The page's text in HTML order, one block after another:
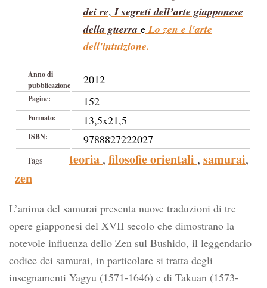
dei re, I segreti dell’arte giapponese
della guerra eLo zen e l'arte
dell'intuizione.
Anno di
pubblicazione
2012
Pagine: 152
Formato: 13,5x21,5
ISBN: 9788827222027
Tags teoria , filosofie orientali , samurai,
zen
L’anima del samurai presenta nuove traduzioni di tre
opere giapponesi del XVII secolo che dimostrano la
notevole influenza dello Zen sul Bushido, il leggendario
codice dei samurai, in particolare si tratta degli
insegnamenti Yagyu (1571-1646) e di Takuan (1573-